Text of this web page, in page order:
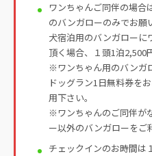
ワンちゃんご同伴の場合
のバンガローのみでお願
犬宿泊用のバンガローに
頂く場合、１頭1泊2,500
※ワンちゃん用のバンガ
ドッグラン1日無料券を
用下さい。
※ワンちゃんのご同伴が
ー以外のバンガローをご
チェックインのお時間は